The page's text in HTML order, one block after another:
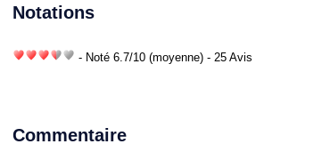
Notations
- Noté 6.7/10 (moyenne) - 25 Avis
Commentaire